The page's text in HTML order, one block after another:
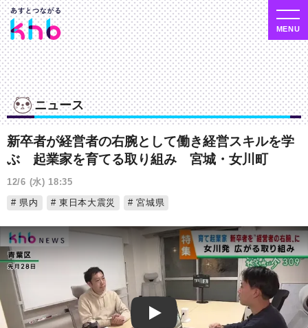
ニュース
新卒者が経営者の右腕として働き経営スキルを学
ぶ 起業家を育てる取り組み 宮城・女川町
12/6 (水) 18:35
県内
東日本大震災 宮城県
Play